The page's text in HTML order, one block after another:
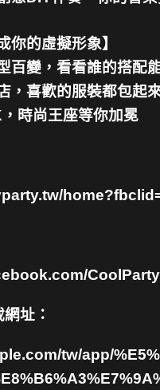
你的虛擬形象】
變，看看誰的搭配
喜歡的服裝都包起
時尚王座等你加冕
址：
tw/app/